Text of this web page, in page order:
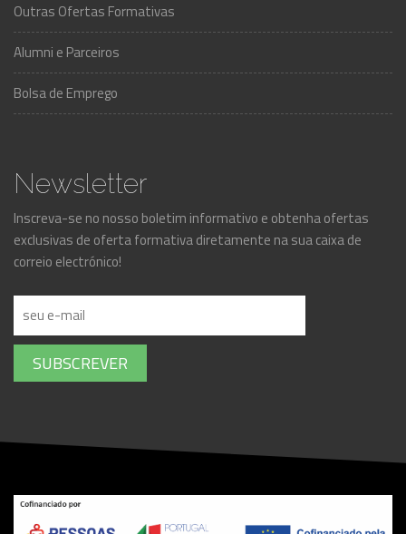
Outras Ofertas Formativas
Alumni e Parceiros
Bolsa de Emprego
Newsletter
Inscreva-se no nosso boletim informativo e obtenha ofertas
exclusivas de oferta formativa diretamente na sua caixa de
correio electrónico!
SUBSCREVER